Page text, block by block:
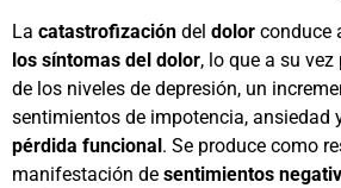
La catastrofización del dolor conduce
los síntomas del dolor, lo que a su
de los niveles de depresión, un
sentimientos de impotencia, ansiedad
pérdida funcional. Se produce como
manifestación de sentimientos